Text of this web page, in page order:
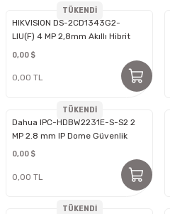
TÜKENDİ
HIKVISION DS-2CD1343G2-
LIU(F) 4 MP 2,8mm Akıllı Hibrit
0,00 $
0,00 TL
TÜKENDİ
Dahua IPC-HDBW2231E-S-S2 2
MP 2.8 mm IP Dome Güvenlik
Kamerası
0,00 $
0,00 TL
TÜKENDİ